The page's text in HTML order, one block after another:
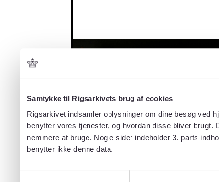
Samtykke til Rigsarkivets brug af cookies
Rigsarkivet indsamler oplysninger om dine besøg ved
benytter vores tjenester, og hvordan disse bliver
nemmere at bruge. Nogle sider indeholder 3. parts
benytter ikke denne data.